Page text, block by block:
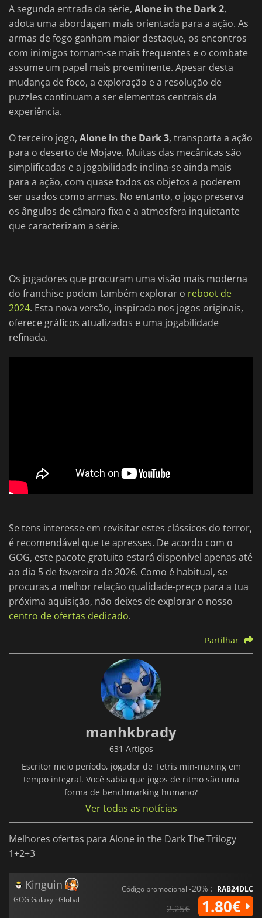
A segunda entrada da série, Alone in the Dark 2,
adota uma abordagem mais orientada para a ação. As
armas de fogo ganham maior destaque, os encontros
com inimigos tornam-se mais frequentes e o combate
assume um papel mais proeminente. Apesar desta
mudança de foco, a exploração e a resolução de
puzzles continuam a ser elementos centrais da
experiência.
O terceiro jogo, Alone in the Dark 3, transporta a ação
para o deserto de Mojave. Muitas das mecânicas são
simplificadas e a jogabilidade inclina-se ainda mais
para a ação, com quase todos os objetos a poderem
ser usados como armas. No entanto, o jogo preserva
os ângulos de câmara fixa e a atmosfera inquietante
que caracterizam a série.
Os jogadores que procuram uma visão mais moderna
do franchise podem também explorar o reboot de
2024. Esta nova versão, inspirada nos jogos originais,
oferece gráficos atualizados e uma jogabilidade
refinada.
Se tens interesse em revisitar estes clássicos do terror,
é recomendável que te apresses. De acordo com o
GOG, este pacote gratuito estará disponível apenas até
ao dia 5 de fevereiro de 2026. Como é habitual, se
procuras a melhor relação qualidade-preço para a tua
próxima aquisição, não deixes de explorar o nosso
centro de ofertas dedicado.
Partilhar
manhkbrady
631 Artigos
Escritor meio período, jogador de Tetris min-maxing em
tempo integral. Você sabia que jogos de ritmo são uma
forma de benchmarking humano?
Ver todas as notícias
Melhores ofertas para Alone in the Dark The Trilogy
1+2+3
Kinguin
GOG Galaxy · Global
Código promocional -20% : RAB24DLC
2.25€ 1.80€